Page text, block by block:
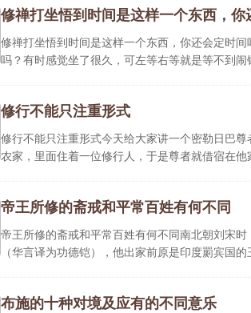
修禅打坐悟到时间是这样一个东西，你
修禅打坐悟到时间是这样一个东西，你还会定时
吗？有时感觉坐了很久，可左等右等就是等不到闹
修行不能只注重形式
修行不能只注重形式今天给大家讲一个密勒日巴
农家，里面住着一位修行人，于是尊者就借宿在他
帝王所修的斋戒和平常百姓有何不同
帝王所修的斋戒和平常百姓有何不同南北朝刘宋
（华言译为功德铠），他出家前原是印度罽宾国
布施的十种对境及应有的不同意乐